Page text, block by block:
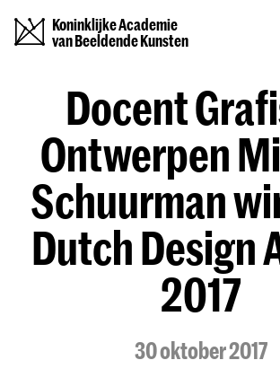
Koninklijke Academie
van Beeldende Kunsten
Docent
Ontwerpen
Schuurman
Dutch Design
2017
30 oktober 2017